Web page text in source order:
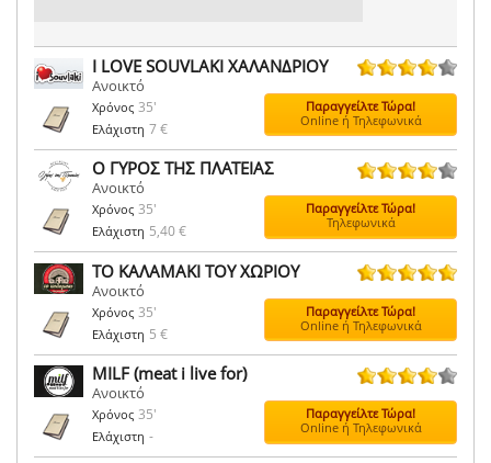
I LOVE SOUVLAKI ΧΑΛΑΝΔΡΙΟΥ
Ανοικτό
Χρόνος 35'
Ελάχιστη 7 €
Παραγγείλτε Τώρα!
Online ή Τηλεφωνικά
Ο ΓΥΡΟΣ ΤΗΣ ΠΛΑΤΕΙΑΣ
Ανοικτό
Χρόνος 35'
Ελάχιστη 5,40 €
Παραγγείλτε Τώρα!
Τηλεφωνικά
ΤΟ ΚΑΛΑΜΑΚΙ ΤΟΥ ΧΩΡΙΟΥ
Ανοικτό
Χρόνος 35'
Ελάχιστη 5 €
Παραγγείλτε Τώρα!
Online ή Τηλεφωνικά
MILF (meat i live for)
Ανοικτό
Χρόνος 35'
Ελάχιστη -
Παραγγείλτε Τώρα!
Online ή Τηλεφωνικά